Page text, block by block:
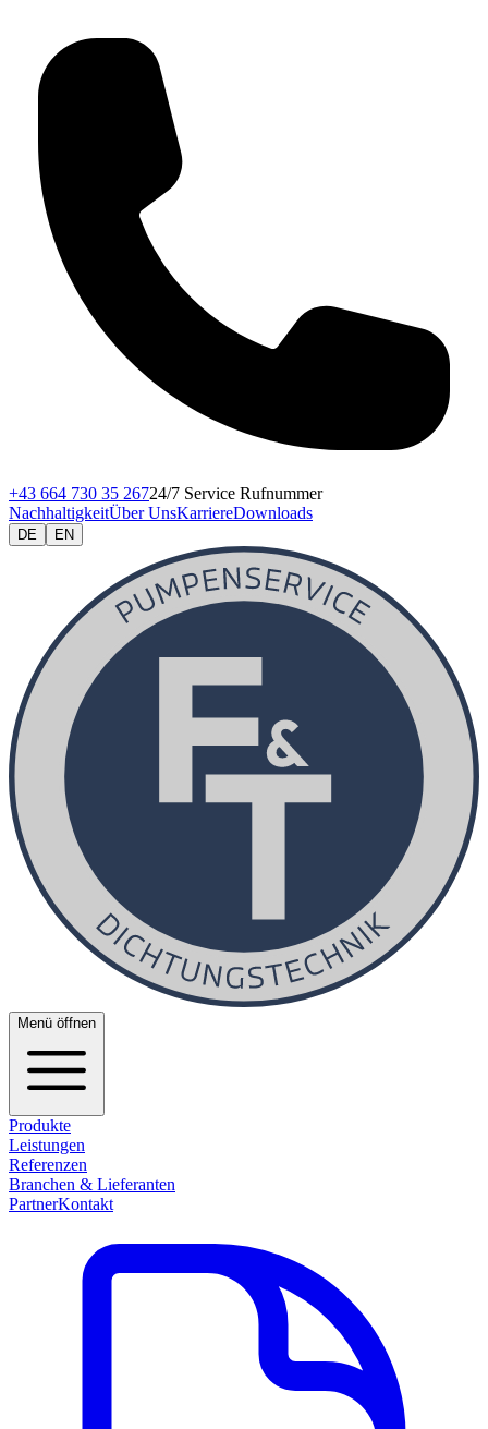
+43 664 730 35 26724/7 Service Rufnummer
NachhaltigkeitÜber UnsKarriereDownloads
DE EN
Menü öffnen
Produkte
Leistungen
Referenzen
Branchen & Lieferanten
PartnerKontakt